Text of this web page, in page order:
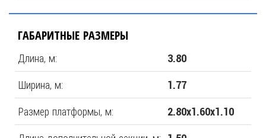
ГАБАРИТНЫЕ РАЗМЕРЫ
Длина, м: 3.80
Ширина, м: 1.77
Размер платформы, м: 2.80х1.60х1.10